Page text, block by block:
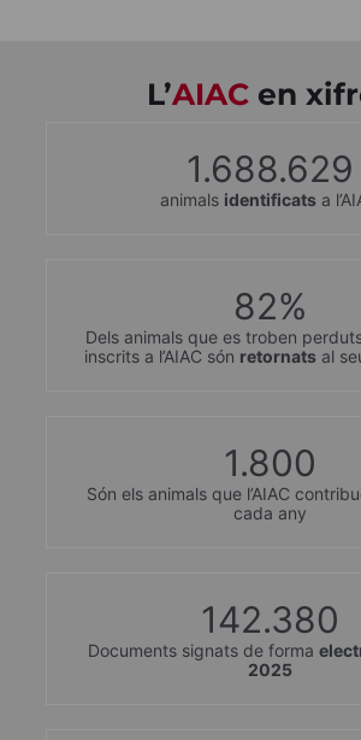
L’AIACen
1.688.629
animals identificats a
82%
Dels animals que es troben
inscrits a l’AIAC són retornatsal
1.800
Són els animals que l’AIAC
cada any
142.380
Documents signats de forma
2025